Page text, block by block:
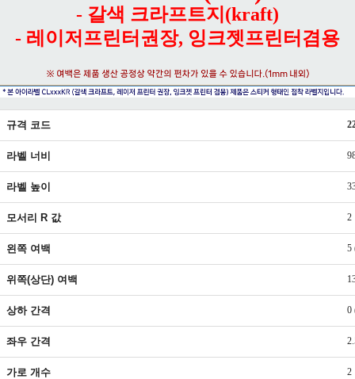
- 갈색 크라프트지(kraft)
- 레이저프린터권장, 잉크젯프린터겸용
규격 코드
라벨 너비
라벨 높이
모서리 R 값 2
왼쪽 여백 5
위쪽(상단) 여백
상하 간격 0
좌우 간격
가로 개수 2